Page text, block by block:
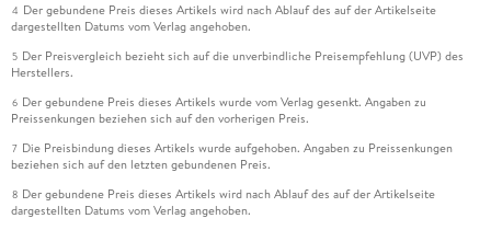
4 Der gebundene Preis dieses Artikels wird nach Ablauf des auf der Artikelseite
dargestellten Datums vom Verlag angehoben.
5 Der Preisvergleich bezieht sich auf die unverbindliche Preisempfehlung (UVP) des
Herstellers.
6 Der gebundene Preis dieses Artikels wurde vom Verlag gesenkt. Angaben zu
Preissenkungen beziehen sich auf den vorherigen Preis.
7 Die Preisbindung dieses Artikels wurde aufgehoben. Angaben zu Preissenkungen
beziehen sich auf den letzten gebundenen Preis.
8 Der gebundene Preis dieses Artikels wird nach Ablauf des auf der Artikelseite
dargestellten Datums vom Verlag angehoben.